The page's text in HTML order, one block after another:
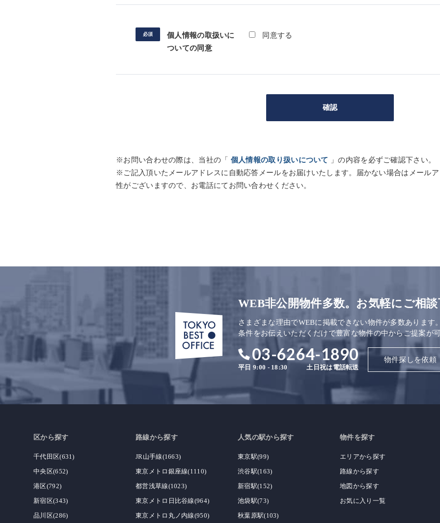
個人情報の取扱いに
ついての同意
同意する
※お問い合わせの際は、当社の「 個人情報の取り扱いについて
」の内容を必ずご確認下さい。
※ご記入頂いたメールアドレスに自動応答メールをお届けいたします。届かない場合はメール
性がございますので、お電話にてお問い合わせください。
WEB非公開物件多数。お気軽にご相談
さまざまな理由でWEBに掲載できない物件が多数あります。
条件をお伝えいただくだけで豊富な物件の中からご提案が可
03-6264-1890
平日 9:00 - 18:30 土日祝は電話転送
物件探しを依頼
区から探す
千代田区(631)
中央区(652)
港区(792)
新宿区(343)
品川区(286)
路線から探す
JR山手線(1663)
東京メトロ銀座線(1110)
都営浅草線(1023)
東京メトロ日比谷線(964)
東京メトロ丸ノ内線(950)
人気の駅から探す
東京駅(99)
渋谷駅(163)
新宿駅(152)
池袋駅(73)
秋葉原駅(103)
物件を探す
エリアから探す
路線から探す
地図から探す
お気に入り一覧